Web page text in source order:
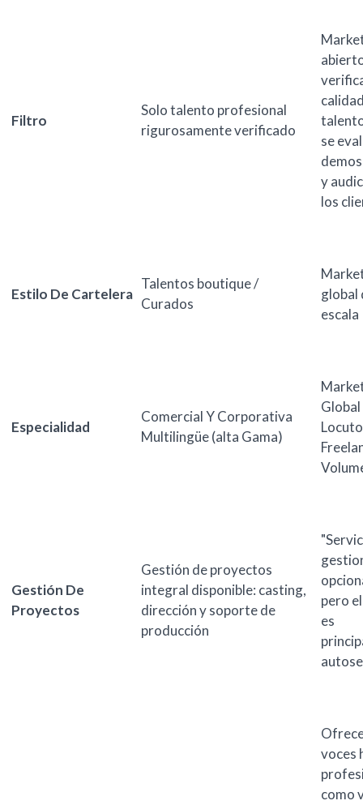
Filtro
Solo talento profesional
rigurosamente verificado
se
y
los
Estilo De Cartelera
Talentos boutique /
Curados
global
escala
Especialidad
Comercial Y Corporativa
Multilingüe (alta Gama)
Global
Gestión De
Proyectos
Gestión de proyectos
integral disponible: casting,
dirección y soporte de
producción
pero
es
voces
como